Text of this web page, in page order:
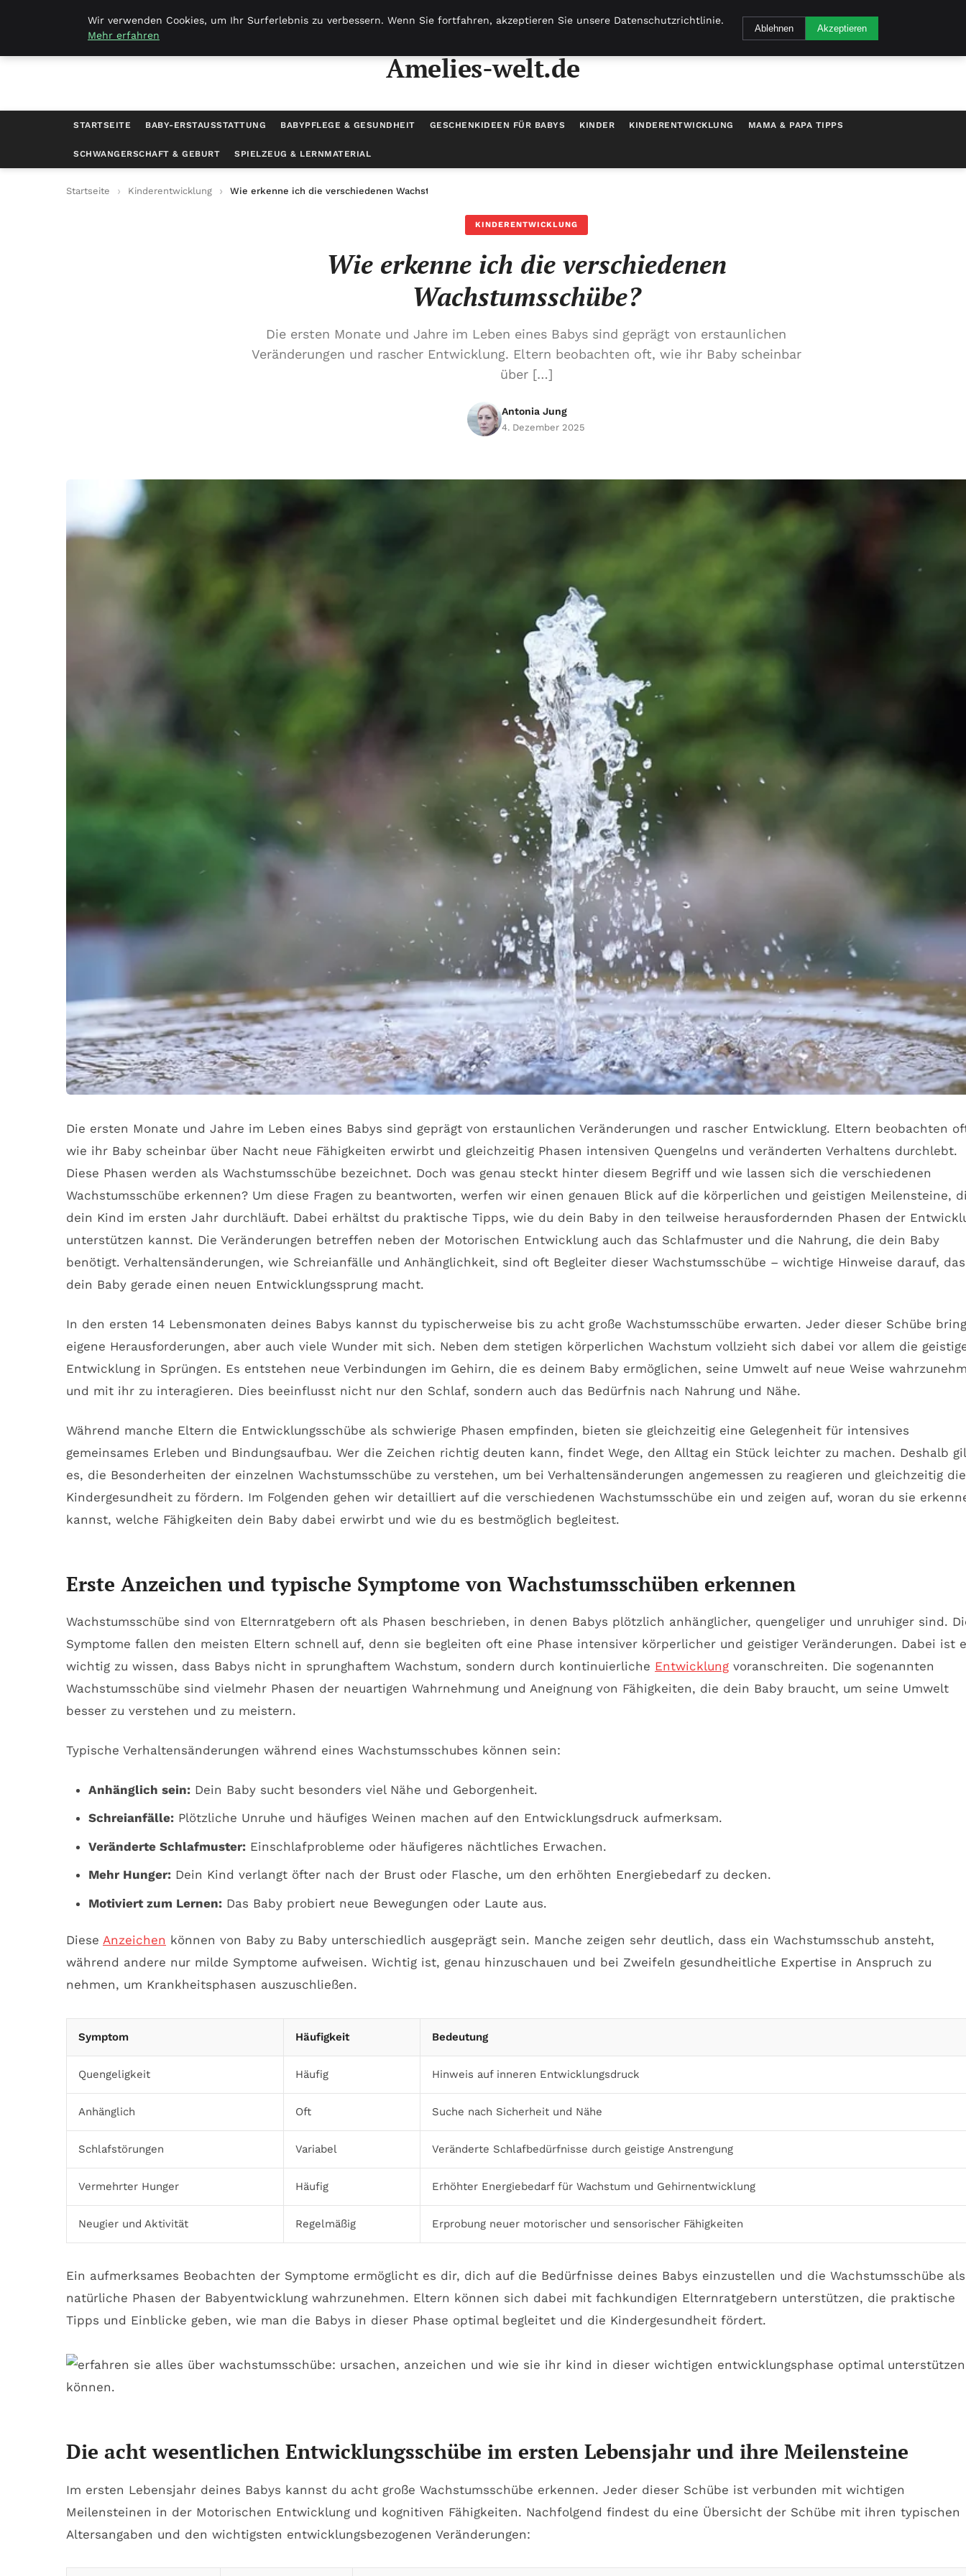
Amelies-welt.de
STARTSEITE BABY-ERSTAUSSTATTUNG BABYPFLEGE & GESUNDHEIT GESCHENKIDEEN FÜR BABYS KINDER KINDERENTWICKLUNG MAMA & PAPA TIPPS
SCHWANGERSCHAFT & GEBURT SPIELZEUG & LERNMATERIAL
Startseite Kinderentwicklung Wie erkenne ich die verschiedenen Wachstumsschübe?
KINDERENTWICKLUNG
Wie erkenne ich die verschiedenen
Wachstumsschübe?
Die ersten Monate und Jahre im Leben eines Babys sind geprägt von erstaunlichen
Veränderungen und rascher Entwicklung. Eltern beobachten oft, wie ihr Baby scheinbar
über […]
Antonia Jung
4. Dezember 2025
Die ersten Monate und Jahre im Leben eines Babys sind geprägt von erstaunlichen Veränderungen und rascher Entwicklung. Eltern beobachten
wie ihr Baby scheinbar über Nacht neue Fähigkeiten erwirbt und gleichzeitig Phasen intensiven Quengelns und veränderten Verhaltens durchlebt.
Diese Phasen werden als Wachstumsschübe bezeichnet. Doch was genau steckt hinter diesem Begriff und wie lassen sich die verschiedenen
Wachstumsschübe erkennen? Um diese Fragen zu beantworten, werfen wir einen genauen Blick auf die körperlichen und geistigen Meilensteine,
dein Kind im ersten Jahr durchläuft. Dabei erhältst du praktische Tipps, wie du dein Baby in den teilweise herausfordernden Phasen der
unterstützen kannst. Die Veränderungen betreffen neben der Motorischen Entwicklung auch das Schlafmuster und die Nahrung, die dein Baby
benötigt. Verhaltensänderungen, wie Schreianfälle und Anhänglichkeit, sind oft Begleiter dieser Wachstumsschübe – wichtige Hinweise darauf,
dein Baby gerade einen neuen Entwicklungssprung macht.
In den ersten 14 Lebensmonaten deines Babys kannst du typischerweise bis zu acht große Wachstumsschübe erwarten. Jeder dieser Schübe
eigene Herausforderungen, aber auch viele Wunder mit sich. Neben dem stetigen körperlichen Wachstum vollzieht sich dabei vor allem die
Entwicklung in Sprüngen. Es entstehen neue Verbindungen im Gehirn, die es deinem Baby ermöglichen, seine Umwelt auf neue Weise
und mit ihr zu interagieren. Dies beeinflusst nicht nur den Schlaf, sondern auch das Bedürfnis nach Nahrung und Nähe.
Während manche Eltern die Entwicklungsschübe als schwierige Phasen empfinden, bieten sie gleichzeitig eine Gelegenheit für intensives
gemeinsames Erleben und Bindungsaufbau. Wer die Zeichen richtig deuten kann, findet Wege, den Alltag ein Stück leichter zu machen. Deshalb
es, die Besonderheiten der einzelnen Wachstumsschübe zu verstehen, um bei Verhaltensänderungen angemessen zu reagieren und gleichzeitig die
Kindergesundheit zu fördern. Im Folgenden gehen wir detailliert auf die verschiedenen Wachstumsschübe ein und zeigen auf, woran du sie
kannst, welche Fähigkeiten dein Baby dabei erwirbt und wie du es bestmöglich begleitest.
Erste Anzeichen und typische Symptome von Wachstumsschüben erkennen
Wachstumsschübe sind von Elternratgebern oft als Phasen beschrieben, in denen Babys plötzlich anhänglicher, quengeliger und unruhiger sind.
Symptome fallen den meisten Eltern schnell auf, denn sie begleiten oft eine Phase intensiver körperlicher und geistiger Veränderungen. Dabei ist
wichtig zu wissen, dass Babys nicht in sprunghaftem Wachstum, sondern durch kontinuierliche Entwicklung voranschreiten. Die sogenannten
Wachstumsschübe sind vielmehr Phasen der neuartigen Wahrnehmung und Aneignung von Fähigkeiten, die dein Baby braucht, um seine Umwelt
besser zu verstehen und zu meistern.
Typische Verhaltensänderungen während eines Wachstumsschubes können sein:
Anhänglich sein:Dein Baby sucht besonders viel Nähe und Geborgenheit.
Schreianfälle:Plötzliche Unruhe und häufiges Weinen machen auf den Entwicklungsdruck aufmerksam.
Veränderte Schlafmuster:Einschlafprobleme oder häufigeres nächtliches Erwachen.
Mehr Hunger:Dein Kind verlangt öfter nach der Brust oder Flasche, um den erhöhten Energiebedarf zu decken.
Motiviert zum Lernen:Das Baby probiert neue Bewegungen oder Laute aus.
Diese Anzeichen können von Baby zu Baby unterschiedlich ausgeprägt sein. Manche zeigen sehr deutlich, dass ein Wachstumsschub ansteht,
während andere nur milde Symptome aufweisen. Wichtig ist, genau hinzuschauen und bei Zweifeln gesundheitliche Expertise in Anspruch zu
nehmen, um Krankheitsphasen auszuschließen.
Symptom Häufigkeit Bedeutung
Quengeligkeit Häufig Hinweis auf inneren Entwicklungsdruck
Anhänglich Oft Suche nach Sicherheit und Nähe
Schlafstörungen Variabel Veränderte Schlafbedürfnisse durch geistige Anstrengung
Vermehrter Hunger Häufig Erhöhter Energiebedarf für Wachstum und Gehirnentwicklung
Neugier und Aktivität Regelmäßig Erprobung neuer motorischer und sensorischer Fähigkeiten
Ein aufmerksames Beobachten der Symptome ermöglicht es dir, dich auf die Bedürfnisse deines Babys einzustellen und die Wachstumsschübe als
natürliche Phasen der Babyentwicklung wahrzunehmen. Eltern können sich dabei mit fachkundigen Elternratgebern unterstützen, die praktische
Tipps und Einblicke geben, wie man die Babys in dieser Phase optimal begleitet und die Kindergesundheit fördert.
Die acht wesentlichen Entwicklungsschübe im ersten Lebensjahr und ihre Meilensteine
Im ersten Lebensjahr deines Babys kannst du acht große Wachstumsschübe erkennen. Jeder dieser Schübe ist verbunden mit wichtigen
Meilensteinen in der Motorischen Entwicklung und kognitiven Fähigkeiten. Nachfolgend findest du eine Übersicht der Schübe mit ihren typischen
Altersangaben und den wichtigsten entwicklungsbezogenen Veränderungen:
Wir verwenden Cookies, um Ihr Surferlebnis zu verbessern. Wenn Sie fortfahren, akzeptieren Sie unsere Datenschutzrichtlinie.
Mehr erfahren
Ablehnen Akzeptieren